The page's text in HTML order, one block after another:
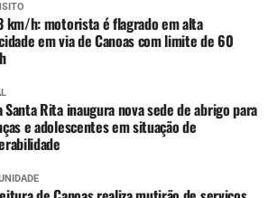
km/h: motorista é flagrado em alta
em via de Canoas com limite de 60
Santa Rita inaugura nova sede de abrigo para
e adolescentes em situação de